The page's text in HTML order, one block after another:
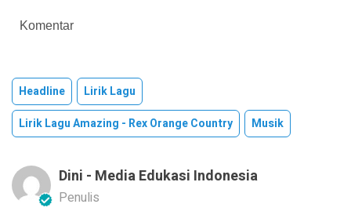
Komentar
Headline
Lirik Lagu
Lirik Lagu Amazing - Rex Orange Country
Musik
Dini - Media Edukasi Indonesia
Penulis